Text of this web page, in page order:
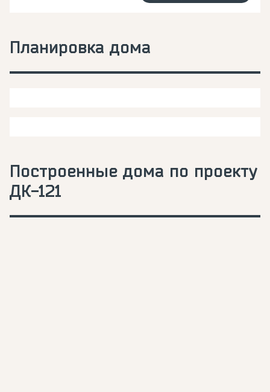
Планировка дома
Построенные дома по проекту
ДК-121